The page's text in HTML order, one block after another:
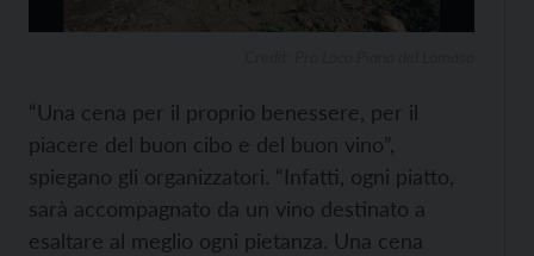
“Una cena per il proprio benessere, per il
piacere del buon cibo e del buon vino”,
spiegano gli organizzatori. “Infatti, ogni piatto,
sarà accompagnato da un vino destinato a
esaltare al meglio ogni pietanza. Una cena